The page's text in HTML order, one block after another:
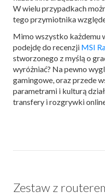
W wielu przypadkach
tego przymiotnika
Mimo wszystko każdemu
podejdę do recenzji MSI
stworzonego z myślą o
wyróżniać? Na pewno
gamingowe, oraz przede
parametrami i kulturą
transfery i rozgrywki
Zestaw z